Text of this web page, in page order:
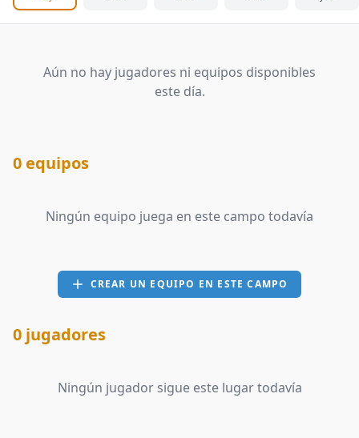
Aún no hay jugadores ni equipos disponibles
este día.
0 equipos
Ningún equipo juega en este campo todavía
CREAR UN EQUIPO EN ESTE CAMPO
0 jugadores
Ningún jugador sigue este lugar todavía